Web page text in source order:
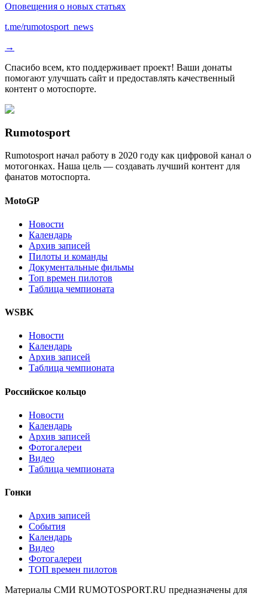
Оповещения о новых статьях
t.me/rumotosport_news
→
Спасибо всем, кто поддерживает проект! Ваши донаты
помогают улучшать сайт и предоставлять качественный
контент о мотоспорте.
Rumotosport
Rumotosport начал работу в 2020 году как цифровой канал о
мотогонках. Наша цель — создавать лучший контент для
фанатов мотоспорта.
MotoGP
Новости
Календарь
Архив записей
Пилоты и команды
Документальные фильмы
Топ времен пилотов
Таблица чемпионата
WSBK
Новости
Календарь
Архив записей
Таблица чемпионата
Российское кольцо
Новости
Календарь
Архив записей
Фотогалереи
Видео
Таблица чемпионата
Гонки
Архив записей
События
Календарь
Видео
Фотогалереи
ТОП времен пилотов
Материалы СМИ RUMOTOSPORT.RU предназначены для